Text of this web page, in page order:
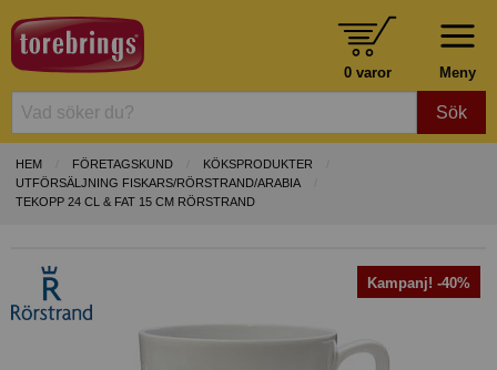
Meny
0 varor
Sök
HEM FÖRETAGSKUND
KÖKSPRODUKTER
UTFÖRSÄLJNING FISKARS/RÖRSTRAND/ARABIA
TEKOPP 24 CL & FAT 15 CM RÖRSTRAND
Kampanj! -40%